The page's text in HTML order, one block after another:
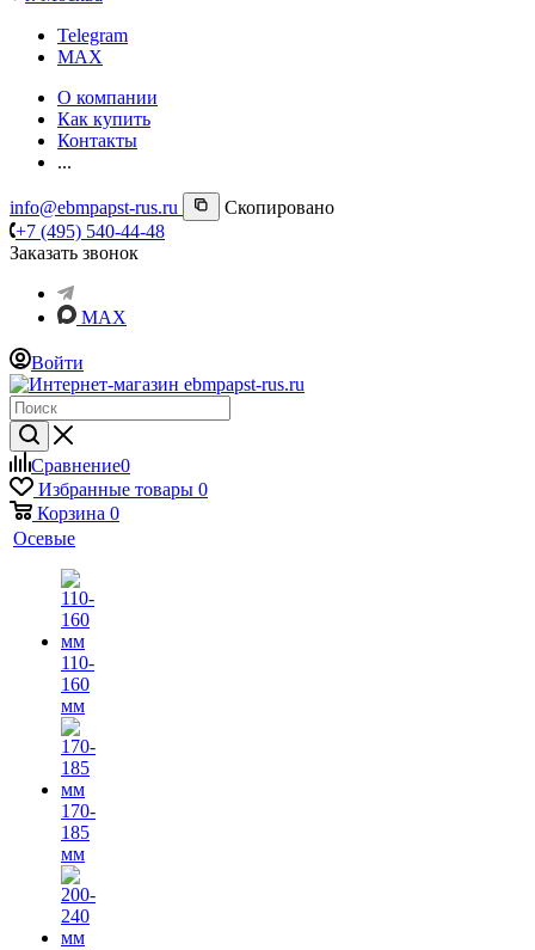
Telegram
MAX
О компании
Как купить
Контакты
...
info@ebmpapst-rus.ru
Скопировано
+7 (495) 540-44-48
Заказать звонок
MAX
Войти
Сравнение0
Избранные товары 0
Корзина 0
Осевые
110-
160
мм
170-
185
мм